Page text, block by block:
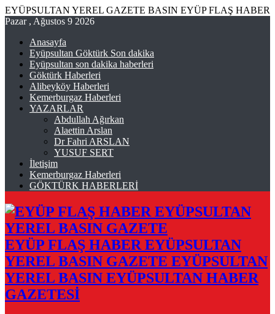
EYÜPSULTAN YEREL GAZETE BASIN EYÜP FLAŞ HABER
Pazar , Ağustos 9 2026
Anasayfa
Eyüpsultan Göktürk Son dakika
Eyüpsultan son dakika haberleri
Göktürk Haberleri
Alibeyköy Haberleri
Kemerburgaz Haberleri
YAZARLAR
Abdullah Ağırkan
Alaettin Arslan
Dr Fahri ARSLAN
YUSUF SERT
İletişim
Kemerburgaz Haberleri
GÖKTÜRK HABERLERİ
EYÜP FLAŞ HABER EYÜPSULTAN
YEREL BASIN GAZETE EYÜPSULTAN
YEREL BASIN EYÜPSULTAN HABER
GAZETESİ